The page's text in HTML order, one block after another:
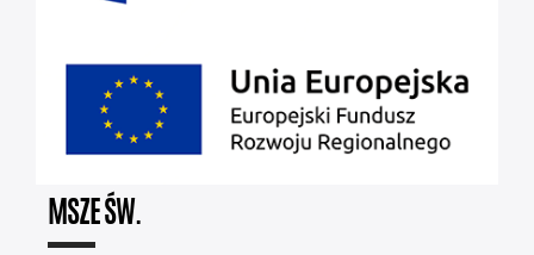
MSZE ŚW.